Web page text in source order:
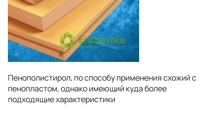
Пенополистирол, по способу применения схожий с
пенопластом, однако имеющий куда более
подходящие характеристики